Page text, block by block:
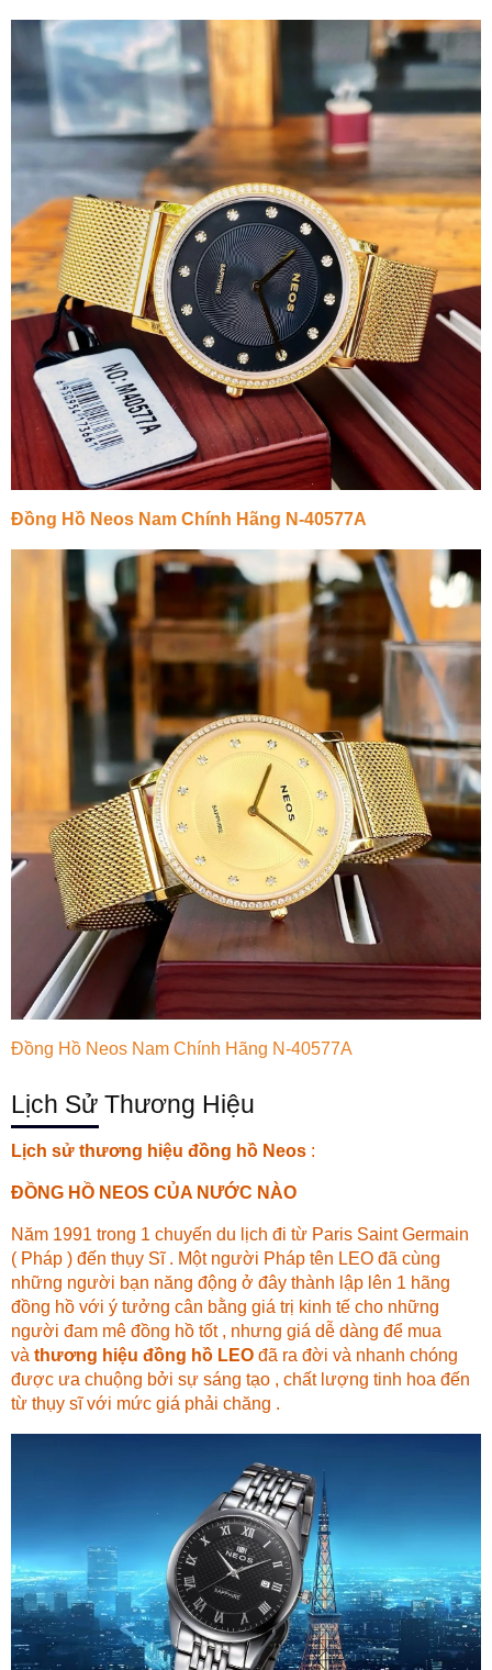
Đồng Hồ Neos Nam Chính Hãng N-40577A
Đồng Hồ Neos Nam Chính Hãng N-40577A
Lịch Sử Thương Hiệu
Lịch sử thương hiệu đồng hồ Neos :
ĐỒNG HỒ NEOS CỦA NƯỚC NÀO
Năm 1991 trong 1 chuyến du lịch đi từ Paris Saint Germain
( Pháp ) đến thụy Sĩ . Một người Pháp tên LEO đã cùng
những người bạn năng động ở đây thành lập lên 1 hãng
đồng hồ với ý tưởng cân bằng giá trị kinh tế cho những
người đam mê đồng hồ tốt , nhưng giá dễ dàng để mua
và thương hiệu đồng hồ LEO đã ra đời và nhanh chóng
được ưa chuộng bởi sự sáng tạo , chất lượng tinh hoa đến
từ thụy sĩ với mức giá phải chăng .